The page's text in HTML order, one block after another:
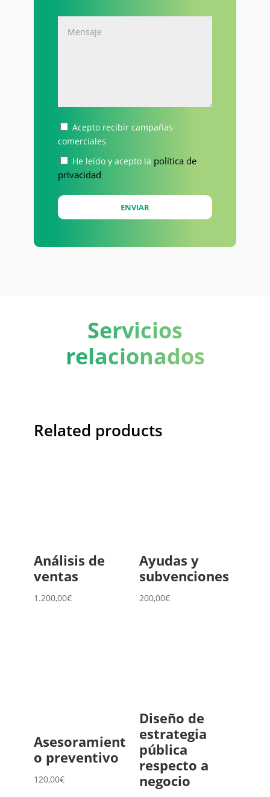
Acepto recibir campañas
comerciales
He leído y acepto la política de
privacidad
Servicios
relacionados
Related products
Análisis de
ventas
1.200,00€
Ayudas y
subvenciones
200,00€
Asesoramient
o preventivo
120,00€
Diseño de
estrategia
pública
respecto a
negocio